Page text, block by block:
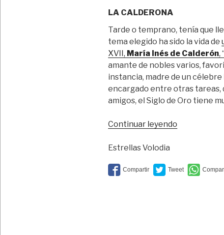
LA CALDERONA
Tarde o temprano, tenía que
tema elegido ha sido la vida de
XVII, María Inés de Calderón,
amante de nobles varios,
instancia, madre de un
encargado entre otras tareas,
amigos, el Siglo de Oro tiene
Continuar leyendo
y
Estrellas Volodia